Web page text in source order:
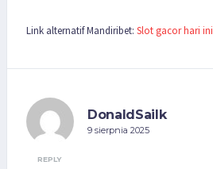
Link alternatif Mandiribet: Slot gacor hari ini
DonaldSailk
9 sierpnia 2025
REPLY